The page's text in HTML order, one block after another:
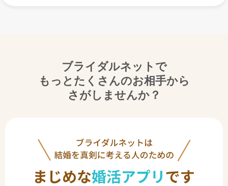
ブライダルネットで
もっとたくさんのお相手から
さがしませんか？